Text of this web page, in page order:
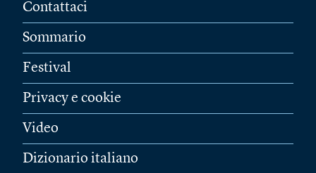
Contattaci
Sommario
Festival
Privacy e cookie
Video
Dizionario italiano